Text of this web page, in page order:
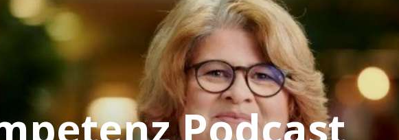
Kontakt
English